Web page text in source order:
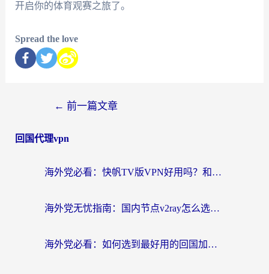
开启你的体育观赛之旅了。
Spread the love
← 前一篇文章
回国代理vpn
海外党必看：快帆TV版VPN好用吗？和快游VPN对比哪个回国效果更好？附实用避坑指南
海外党无忧指南：国内节点v2ray怎么选？一键回国VPN+多场景实测帮你避坑
海外党必看：如何选到最好用的回国加速器？从节点到售后的全维度指南